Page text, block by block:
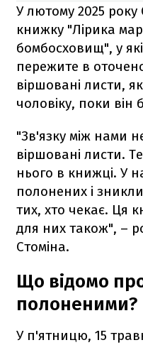
У лютому 2025
книжку "Лірика
бомбосховищ", у
пережите в
віршовані листи,
чоловіку, поки він
"Зв'язку між нами
віршовані листи.
нього в книжці. У
полонених і
тих, хто чекає. Ця
для них також", –
Стоміна.
Що відомо
полоненими?
У п'ятницю, 15